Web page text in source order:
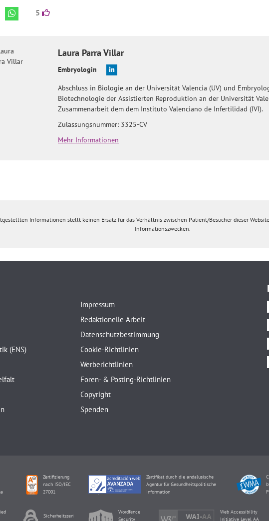
5
Laura Parra Villar
Embryologin
Abschluss in Biologie an der Universität Valencia (UV) und
Biotechnologie der Assistierten Reproduktion an der Universität
Zusammenarbeit dem dem Instituto Valenciano de Infertilidad (IVI).
Zulassungsnummer: 3325-CV
Mehr Informationen
Informationen stellt keinen Ersatz für das Verhältnis zwischen Patient/Besucher dieser
Informationszwecken.
(ENS)
Impressum
Redaktionelle Arbeit
Datenschutzbestimmung
Cookie-Richtlinien
Werberichtlinien
Foren- & Posting-Richtlinien
Copyright
Spenden
Zertifizierung
nach ISO/IEC
27001
Zertifikat durch die andalusische
Agentur für Gesundheitspolitische
Information
Sicherheitszertifikat
Wordfence
Security
Web Accessibility
Initiative Level AA